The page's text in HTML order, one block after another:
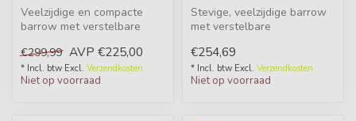
Veelzijdige en compacte
barrow met verstelbare
dag- en m...
€299,99 AVP €225,00
* Incl. btw Excl. Verzendkosten
Niet op voorraad
Stevige, veelzijdige barrow
met verstelbare
opbergvakken....
€254,69
* Incl. btw Excl. Verzendkosten
Niet op voorraad